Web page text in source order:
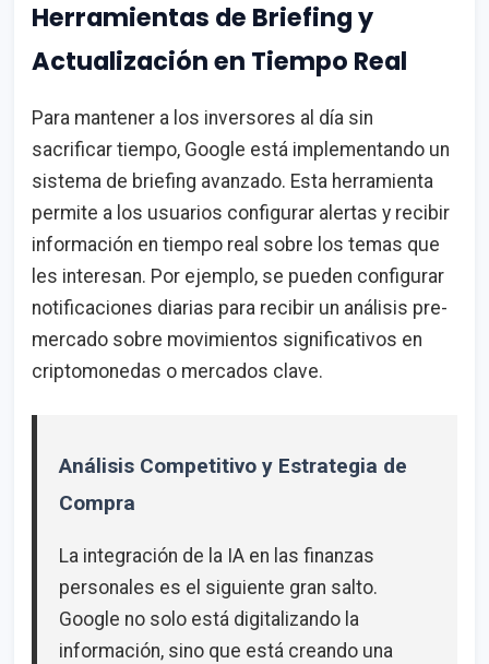
Herramientas de Briefing y
Actualización en Tiempo Real
Para mantener a los inversores al día sin
sacrificar tiempo, Google está implementando un
sistema de briefing avanzado. Esta herramienta
permite a los usuarios configurar alertas y recibir
información en tiempo real sobre los temas que
les interesan. Por ejemplo, se pueden configurar
notificaciones diarias para recibir un análisis pre-
mercado sobre movimientos significativos en
criptomonedas o mercados clave.
Análisis Competitivo y Estrategia de
Compra
La integración de la IA en las finanzas
personales es el siguiente gran salto.
Google no solo está digitalizando la
información, sino que está creando una